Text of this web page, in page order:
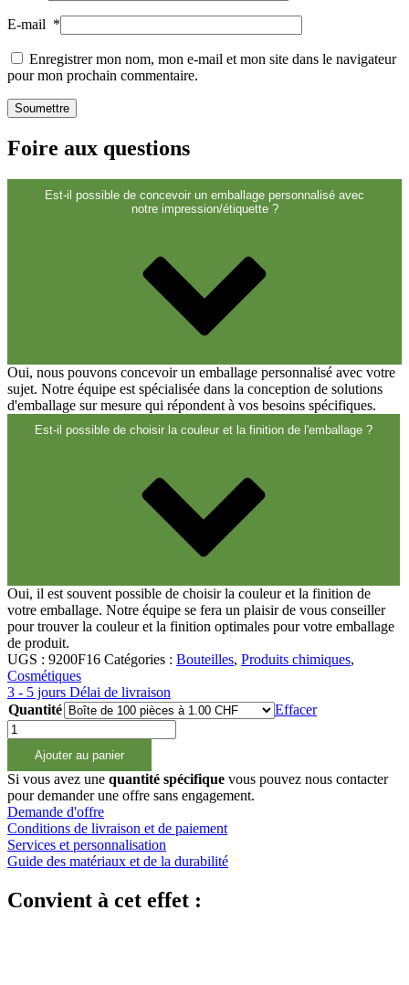
E-mail *
Enregistrer mon nom, mon e-mail et mon site dans le navigateur
pour mon prochain commentaire.
Foire aux questions
Est-il possible de concevoir un emballage personnalisé avec
notre impression/étiquette ?
Oui, nous pouvons concevoir un emballage personnalisé avec votre
sujet. Notre équipe est spécialisée dans la conception de solutions
d'emballage sur mesure qui répondent à vos besoins spécifiques.
Est-il possible de choisir la couleur et la finition de l'emballage ?
Oui, il est souvent possible de choisir la couleur et la finition de
votre emballage. Notre équipe se fera un plaisir de vous conseiller
pour trouver la couleur et la finition optimales pour votre emballage
de produit.
UGS : 9200F16 Catégories : Bouteilles, Produits chimiques,
Cosmétiques
3 - 5 jours Délai de livraison
Quantité
Effacer
quantité
de
200ml
Zerstäuberflasche
natur,
20/410
Ajouter au panier
Si vous avez une quantité spécifique vous pouvez nous contacter
pour demander une offre sans engagement.
Demande d'offre
Conditions de livraison et de paiement
Services et personnalisation
Guide des matériaux et de la durabilité
Convient à cet effet :